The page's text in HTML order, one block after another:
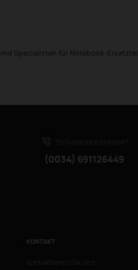
Spezialisten für Notebook-
(0034) 691126449
KONTAKT